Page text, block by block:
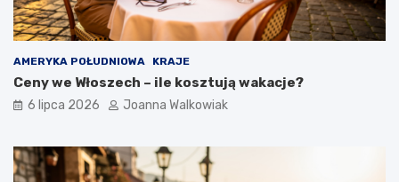
AMERYKA POŁUDNIOWA KRAJE
Ceny we Włoszech – ile kosztują wakacje?
6 lipca 2026 Joanna Walkowiak